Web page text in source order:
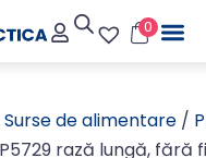
0
Surse de alimentare /
rază lungă, fără